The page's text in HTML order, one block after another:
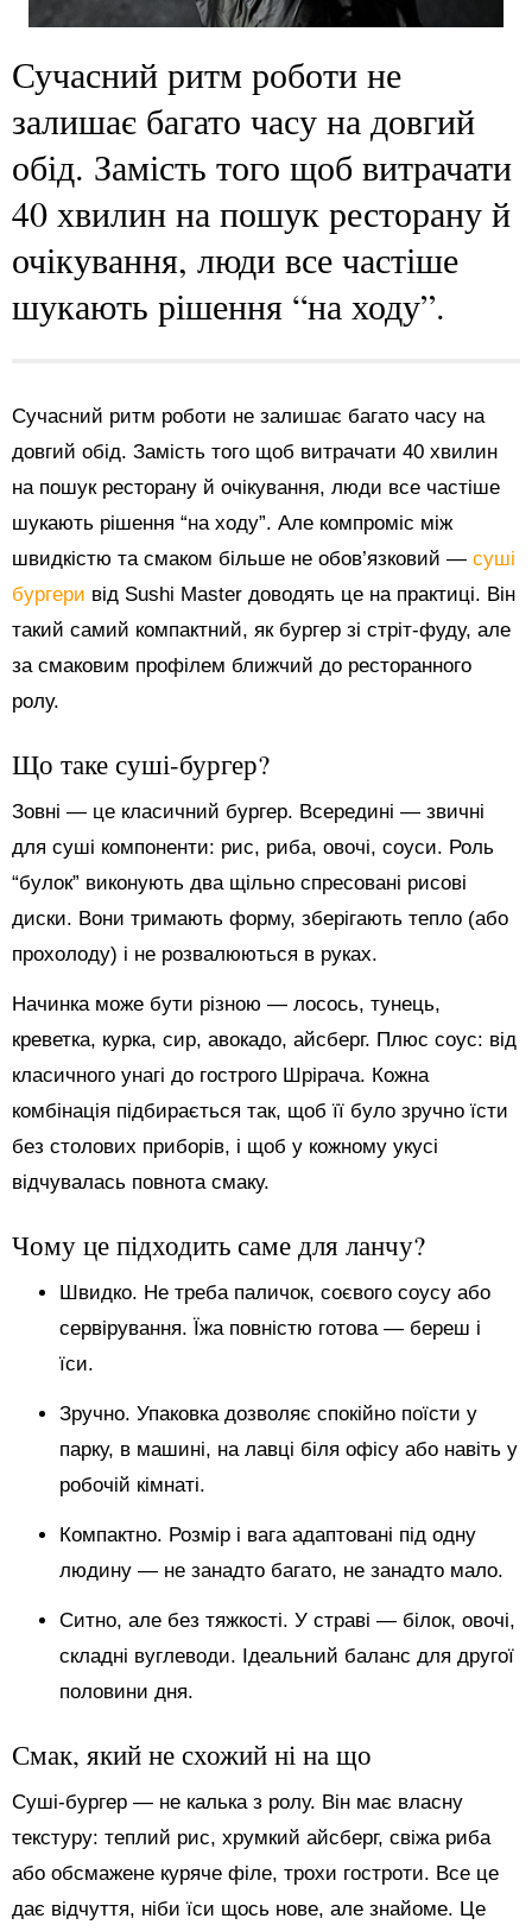
Сучасний ритм роботи не
залишає багато часу на довгий
обід. Замість того щоб витрачати
40 хвилин на пошук ресторану й
очікування, люди все частіше
шукають рішення “на ходу”.
Сучасний ритм роботи не залишає багато часу на
довгий обід. Замість того щоб витрачати 40 хвилин
на пошук ресторану й очікування, люди все частіше
шукають рішення “на ходу”. Але компроміс між
швидкістю та смаком більше не обов’язковий — суші
бургери від Sushi Master доводять це на практиці. Він
такий самий компактний, як бургер зі стріт-фуду, але
за смаковим профілем ближчий до ресторанного
ролу.
Що таке суші-бургер?
Зовні — це класичний бургер. Всередині — звичні
для суші компоненти: рис, риба, овочі, соуси. Роль
“булок” виконують два щільно спресовані рисові
диски. Вони тримають форму, зберігають тепло (або
прохолоду) і не розвалюються в руках.
Начинка може бути різною — лосось, тунець,
креветка, курка, сир, авокадо, айсберг. Плюс соус: від
класичного унагі до гострого Шрірача. Кожна
комбінація підбирається так, щоб її було зручно їсти
без столових приборів, і щоб у кожному укусі
відчувалась повнота смаку.
Чому це підходить саме для ланчу?
Швидко. Не треба паличок, соєвого соусу або
сервірування. Їжа повністю готова — береш і
їси.
Зручно. Упаковка дозволяє спокійно поїсти у
парку, в машині, на лавці біля офісу або навіть у
робочій кімнаті.
Компактно. Розмір і вага адаптовані під одну
людину — не занадто багато, не занадто мало.
Ситно, але без тяжкості. У страві — білок, овочі,
складні вуглеводи. Ідеальний баланс для другої
половини дня.
Смак, який не схожий ні на що
Суші-бургер — не калька з ролу. Він має власну
текстуру: теплий рис, хрумкий айсберг, свіжа риба
або обсмажене куряче філе, трохи гостроти. Все це
дає відчуття, ніби їси щось нове, але знайоме. Це